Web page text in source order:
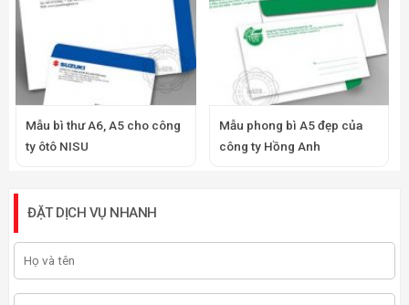
Mẫu bì thư A6, A5 cho công
ty ôtô NISU
Mẫu phong bì A5 đẹp của
công ty Hồng Anh
ĐẶT DỊCH VỤ NHANH